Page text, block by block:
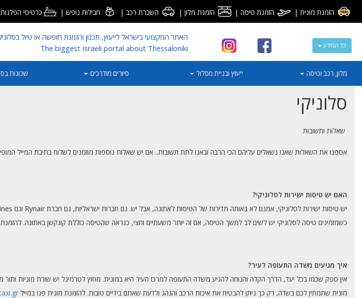
הזמנת מונית | הזמנת טיסה | הזמנת מלון | השכרת רכב | חבילות נופש | כרטיסי הפלגות
כל המידע
האתר המקצועי בישראל לייעוץ, תכנון והזמנת חופשה או טיול
The biggest Israeli portal about Thessaloniki
מלון, רכב וטיסה ייעוץ ובניית מסלול סיורים מודרכים שכונות
סלוניקי
אספנו את השאלות שאנו נשאלים עליהם הכי הרבה ובאנו לתת תשובות.. אם יש שאלות נוספות מוזמנים לשלוח בתיבת המייל
האם יש טיסות ישירות לסלוניקי?
יש טיסות ישירות לסלוניקי, אמנם לא באותה תדירות של הטיסות לאתונה, אבל יש. גם חברות ישראליות, גם חברת Rynair וגם Aegean Airlines היוונית, מפעילות טיסות ישירות מישראל לסלוניקי.
כשמזמינים טיסה לסלוניקי יש לשים לב למשך הטיסה, אם זה יותר משעתיים וחצי, כנראה שהטיסה כוללת קונקשן באתונה. להזמנת
איך מגיעים משדה התעופה לעיר?
אין ספק שכמו בכל יעד, הדרך הקלה והנוחה להגיע משדה התעופה למרכז העיר היא במונית. מחוץ לטרמינל יש שורת מוניות ותור
מונית שתמתין לכם בשדה, רק כך ניתן להבטיח את איכות הרכב והנהג ולדעת שאתם בידיים טובות. להזמנת מונית פנו במייל